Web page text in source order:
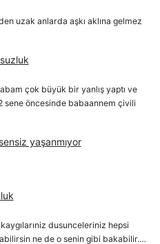
uzak anlarda aşkı aklına gelmez
çok büyük bir yanlış yaptı ve
sene öncesinde babaannem çivili
yaşanmıyor
dusunceleriniz hepsi
ne de o senin gibi bakabilir.…